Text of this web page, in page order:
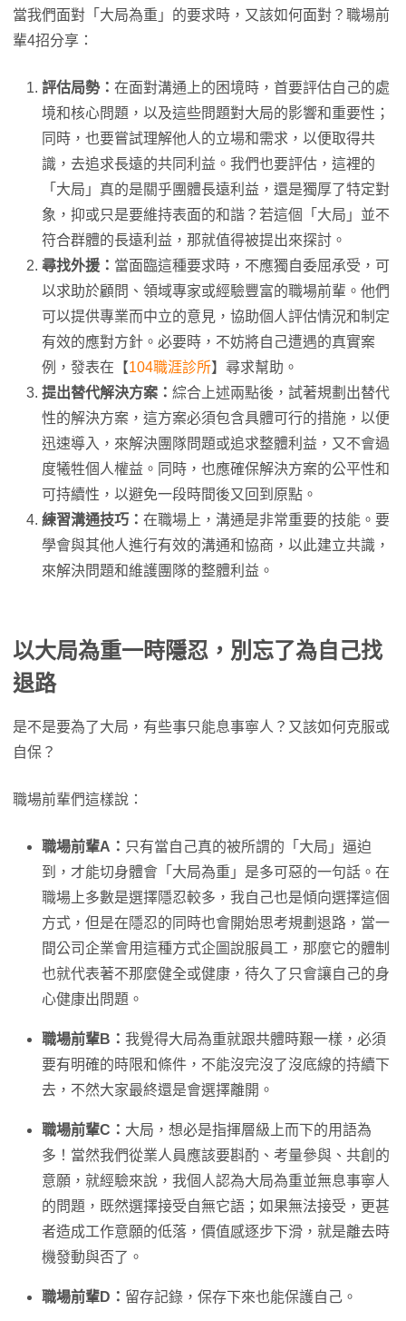
當我們面對「大局為重」的要求時，又該如何面對？職場前
輩4招分享：
評估局勢： 在面對溝通上的困境時，首要評估自己的處
境和核心問題，以及這些問題對大局的影響和重要性；
同時，也要嘗試理解他人的立場和需求，以便取得共
識，去追求長遠的共同利益。我們也要評估，這裡的
「大局」真的是關乎團體長遠利益，還是獨厚了特定對
象，抑或只是要維持表面的和諧？若這個「大局」並不
符合群體的長遠利益，那就值得被提出來探討。
尋找外援： 當面臨這種要求時，不應獨自委屈承受，可
以求助於顧問、領域專家或經驗豐富的職場前輩。他們
可以提供專業而中立的意見，協助個人評估情況和制定
有效的應對方針。必要時，不妨將自己遭遇的真實案
例，發表在【104職涯診所】尋求幫助。
提出替代解決方案： 綜合上述兩點後，試著規劃出替代
性的解決方案，這方案必須包含具體可行的措施，以便
迅速導入，來解決團隊問題或追求整體利益，又不會過
度犧牲個人權益。同時，也應確保解決方案的公平性和
可持續性，以避免一段時間後又回到原點。
練習溝通技巧： 在職場上，溝通是非常重要的技能。要
學會與其他人進行有效的溝通和協商，以此建立共識，
來解決問題和維護團隊的整體利益。
以大局為重一時隱忍，別忘了為自己找
退路
是不是要為了大局，有些事只能息事寧人？又該如何克服或
自保？
職場前輩們這樣說：
職場前輩A： 只有當自己真的被所謂的「大局」逼迫
到，才能切身體會「大局為重」是多可惡的一句話。在
職場上多數是選擇隱忍較多，我自己也是傾向選擇這個
方式，但是在隱忍的同時也會開始思考規劃退路，當一
間公司企業會用這種方式企圖說服員工，那麼它的體制
也就代表著不那麼健全或健康，待久了只會讓自己的身
心健康出問題。
職場前輩B： 我覺得大局為重就跟共體時艱一樣，必須
要有明確的時限和條件，不能沒完沒了沒底線的持續下
去，不然大家最終還是會選擇離開。
職場前輩C： 大局，想必是指揮層級上而下的用語為
多！當然我們從業人員應該要斟酌、考量參與、共創的
意願，就經驗來說，我個人認為大局為重並無息事寧人
的問題，既然選擇接受自無它語；如果無法接受，更甚
者造成工作意願的低落，價值感逐步下滑，就是離去時
機發動與否了。
職場前輩D： 留存記錄，保存下來也能保護自己。